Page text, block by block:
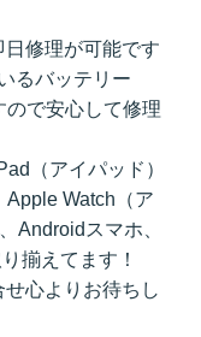
修理が可能です
るバッテリー
で安心して修理
（アイパッド）
Watch（ア
Androidスマホ、
揃えてます！
心よりお待ちし